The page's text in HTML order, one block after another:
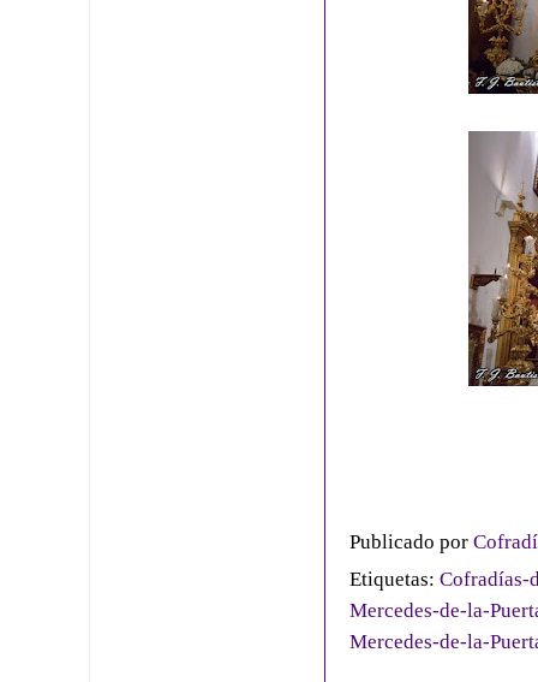
Publicado por
Etiquetas: Cofradías-
Mercedes-de-la-
Mercedes-de-la-